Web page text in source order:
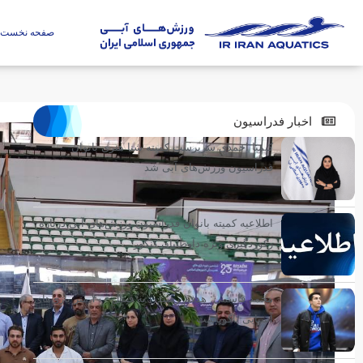
صفحه نخست
اخبار فدراسیون
کیمیا احمدی سرپرست کمیته شنا هنری بانوان
فدراسیون ورزش‌های آبی شد
اطلاعیه کمیته بانوان فدراسیون ورزش‌های آبی درباره
رکوردگیری ویژه داوطلبان کنکور
محمد قاسمی: هدفم رسیدن به فینال ۴۰۰ متر بازی‌های
آسیایی ناگویاست